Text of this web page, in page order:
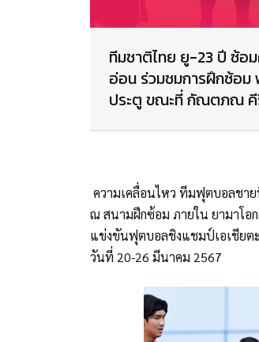
ทีมชาติไทย ยู-23 ปี ซ้อ
อ่อน ร่วมชมการฝึกซ้อม
ประตู ขณะที่ กัณตภณ คีรี
ความเคลื่อนไหว ทีมฟุตบอลชา
ณ สนามฝึกซ้อม ภายใน ยามาโอ
แข่งขันฟุตบอลชิงแชมป์เอเชียตะ
วันที่ 20-26 มีนาคม 2567